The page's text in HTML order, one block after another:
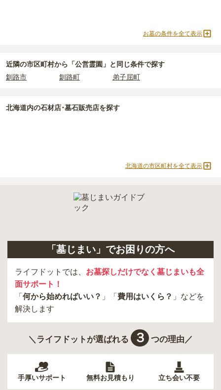
お墓の条件を全て表示
近隣の市区町村から 「公営霊園」と 同じ条件で探す
釧路市
釧路町 弟子屈町
北海道内の石材店･墓石販売店を探す
北海道の市区町村を全て表示
「墓じまい」でお困りの方へ
ライフドットでは、 お墓探しだけでなく墓じまいも全
面サポート！
「 何から始めればいい？ 」「 費用はいくら？ 」などを
解決します
＼ライフドットが選ばれる ３ つの理由／
手厚いサポート 無料お見積もり 立ち会い不要